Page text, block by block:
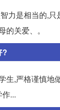
力是相当的,
的关爱、。
?
生,严格谨慎地
...